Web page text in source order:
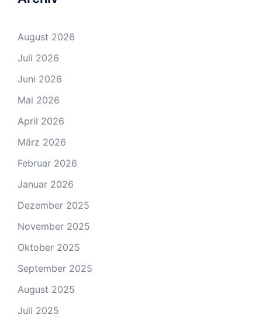
August 2026
Juli 2026
Juni 2026
Mai 2026
April 2026
März 2026
Februar 2026
Januar 2026
Dezember 2025
November 2025
Oktober 2025
September 2025
August 2025
Juli 2025